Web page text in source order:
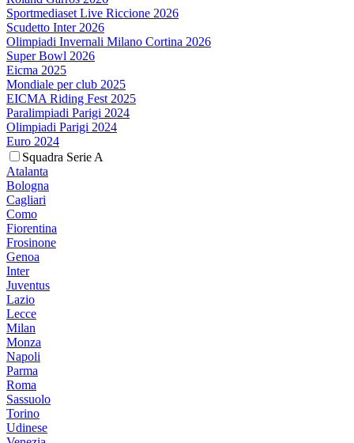
Sportmediaset Live Riccione 2026
Scudetto Inter 2026
Olimpiadi Invernali Milano Cortina 2026
Super Bowl 2026
Eicma 2025
Mondiale per club 2025
EICMA Riding Fest 2025
Paralimpiadi Parigi 2024
Olimpiadi Parigi 2024
Euro 2024
Squadra Serie A
Atalanta
Bologna
Cagliari
Como
Fiorentina
Frosinone
Genoa
Inter
Juventus
Lazio
Lecce
Milan
Monza
Napoli
Parma
Roma
Sassuolo
Torino
Udinese